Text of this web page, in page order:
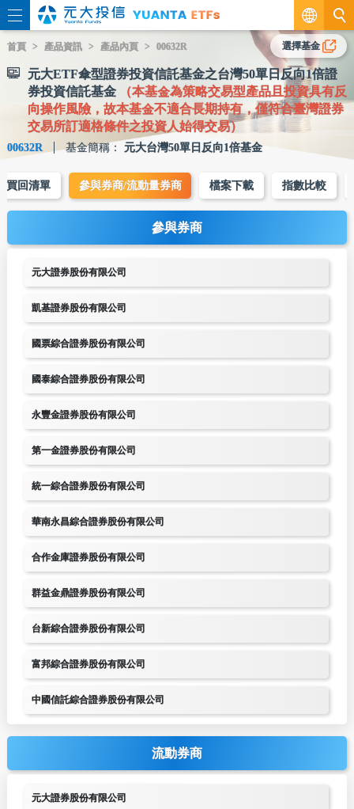
繁
EN
首頁 產品資訊 產品內頁 00632R
元大ETF傘型證券投資信託基金之台灣50單日反向1倍證
券投資信託基金
（本基金為策略交易型產品且投資具有反
向操作風險，故本基金不適合長期持有，僅符合臺灣證券
交易所訂適格條件之投資人始得交易）
00632R 基金簡稱： 元大台灣50單日反向1倍基金
選擇基金
買回清單 參與券商/流動量券商 檔案下載 指數比較
參與券商
元大證券股份有限公司
凱基證券股份有限公司
國票綜合證券股份有限公司
國泰綜合證券股份有限公司
永豐金證券股份有限公司
第一金證券股份有限公司
統一綜合證券股份有限公司
華南永昌綜合證券股份有限公司
合作金庫證券股份有限公司
群益金鼎證券股份有限公司
台新綜合證券股份有限公司
富邦綜合證券股份有限公司
中國信託綜合證券股份有限公司
流動券商
元大證券股份有限公司